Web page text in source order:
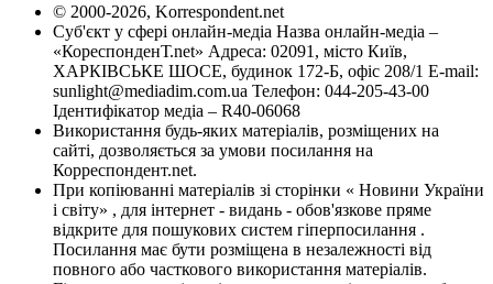
© 2000-2026, Korrespondent.net
Суб'єкт у сфері онлайн-медіа Назва онлайн-медіа –
«КореспонденТ.net» Адреса: 02091, місто Київ,
ХАРКІВСЬКЕ ШОСЕ, будинок 172-Б, офіс 208/1 E-mail:
sunlight@mediadim.com.ua Телефон: 044-205-43-00
Ідентифікатор медіа – R40-06068
Використання будь-яких матеріалів, розміщених на
сайті, дозволяється за умови посилання на
Корреспондент.net.
При копіюванні матеріалів зі сторінки « Новини України
і світу» , для інтернет - видань - обов'язкове пряме
відкрите для пошукових систем гіперпосилання .
Посилання має бути розміщена в незалежності від
повного або часткового використання матеріалів.